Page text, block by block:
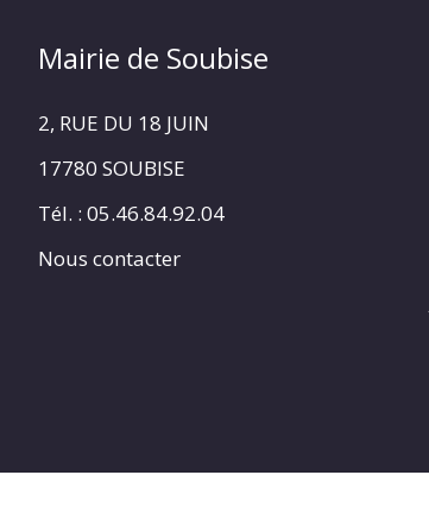
Mairie de Soubise
2, RUE DU 18 JUIN
17780 SOUBISE
Tél. : 05.46.84.92.04
Nous contacter